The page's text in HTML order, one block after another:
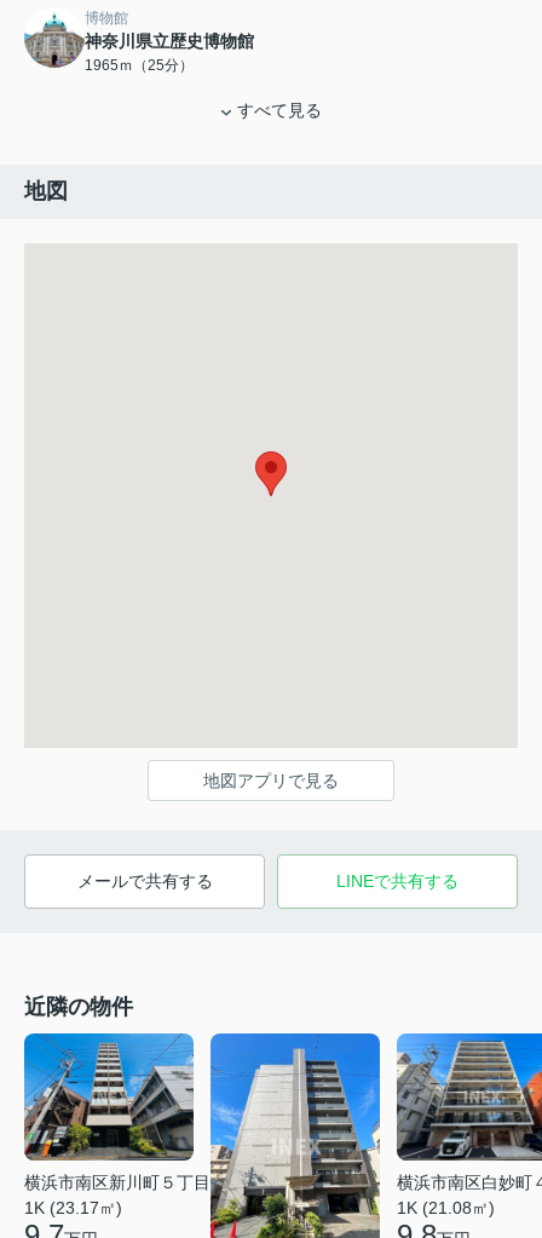
博物館
神奈川県立歴史博物館
1965ｍ（25分）
すべて見る
地図
地図アプリで見る
メールで共有する LINEで共有する
近隣の物件
横浜市南区新川町５丁目
1K (23.17㎡)
横浜市南区白妙町
1K (21.08㎡)